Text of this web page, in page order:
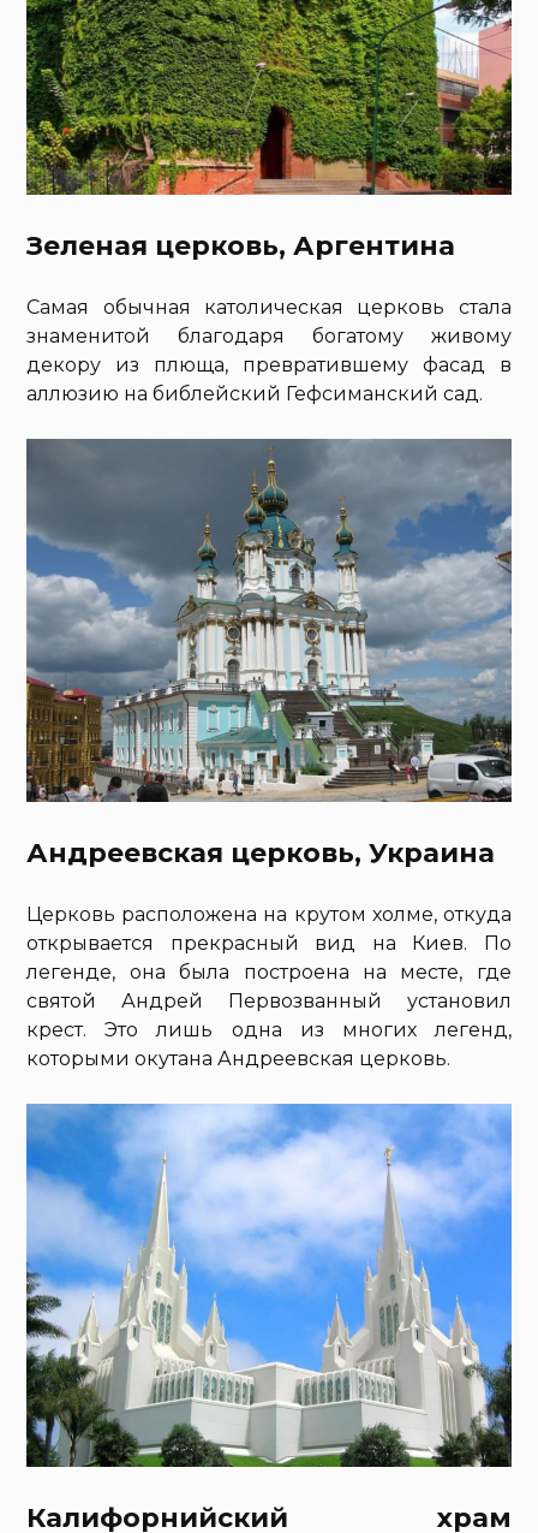
Зеленая церковь, Аргентина
Самая обычная католическая церковь стала
знаменитой благодаря богатому живому
декору из плюща, превратившему фасад в
аллюзию на библейский Гефсиманский сад.
Андреевская церковь, Украина
Церковь расположена на крутом холме, откуда
открывается прекрасный вид на Киев. По
легенде, она была построена на месте, где
святой Андрей Первозванный установил
крест. Это лишь одна из многих легенд,
которыми окутана Андреевская церковь.
Калифорнийский храм